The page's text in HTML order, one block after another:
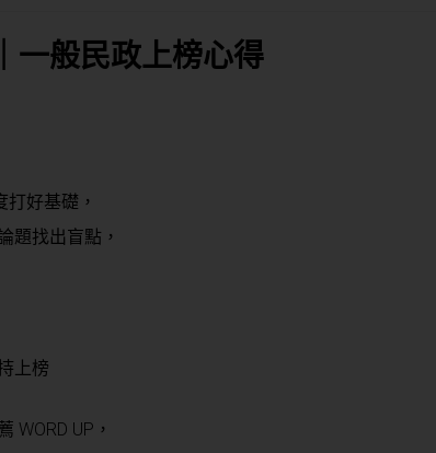
一般民政上榜心得
好基礎，
題找出盲點，
上榜
WORD UP，